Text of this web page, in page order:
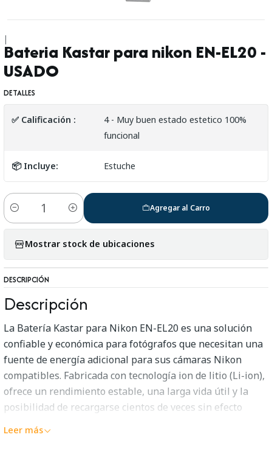
|
Bateria Kastar para nikon EN-EL20 -
USADO
DETALLES
✅ Calificación :
4 - Muy buen estado estetico 100%
funcional
📦 Incluye: Estuche
Cantidad
Agregar al Carro
Mostrar stock de ubicaciones
DESCRIPCIÓN
Descripción
La Batería Kastar para Nikon EN-EL20 es una solución
confiable y económica para fotógrafos que necesitan una
fuente de energía adicional para sus cámaras Nikon
compatibles. Fabricada con tecnología ion de litio (Li-ion),
ofrece un rendimiento estable, una larga vida útil y la
posibilidad de recargarse cientos de veces sin efecto
Leer más